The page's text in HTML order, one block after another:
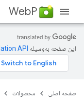
WebP
این صفحه به‌وسیله
صفحه اصلی محصولات